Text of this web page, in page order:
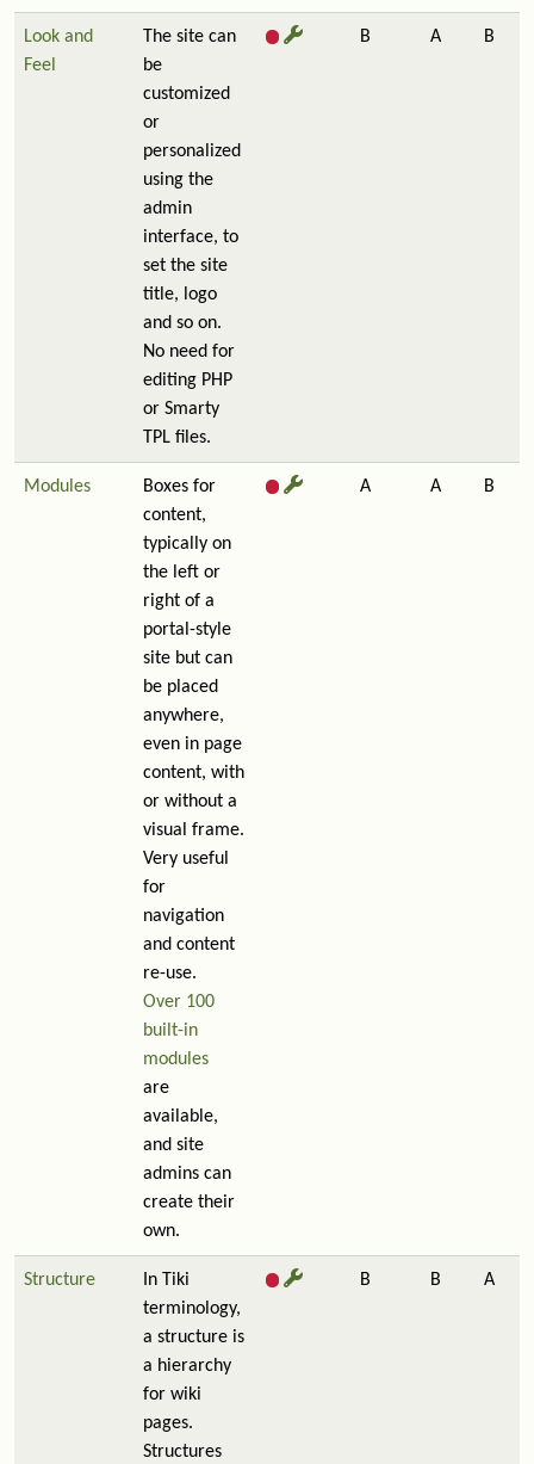
Look and
Feel
The site can
be
customized
or
personalized
using the
admin
interface, to
set the site
title, logo
and so on.
No need for
editing PHP
or Smarty
TPL files.
B A B
Modules
Boxes for
content,
typically on
the left or
right of a
portal-style
site but can
be placed
anywhere,
even in page
content, with
or without a
visual frame.
Very useful
for
navigation
and content
re-use.
Over 100
built-in
modules
are
available,
and site
admins can
create their
own.
A A B
Structure
In Tiki
terminology,
a structure is
a hierarchy
for wiki
pages.
Structures
B B A